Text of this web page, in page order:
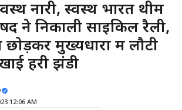
नारी, स्वस्थ भारत थीम
ने निकाली साइकिल रैली,
छोड़कर मुख्यधारा में लौटी
हरी झंडी
12:06 AM